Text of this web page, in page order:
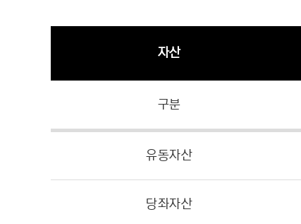
자산
구분
유동자산
당좌자산